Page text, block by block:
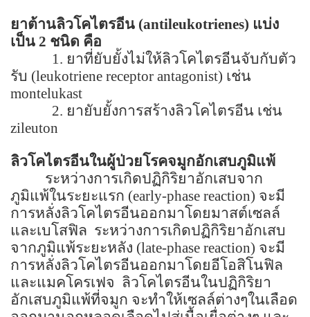
ยาต้านลิวโคไตรอีน (antileukotrienes) แบ่ง
เป็น 2 ชนิด คือ
1. ยาที่ยับยั้งไม่ให้ลิวโคไตรอีนจับกับตัว
รับ (leukotriene receptor antagonist) เช่น
montelukast
2. ยายับยั้งการสร้างลิวโคไตรอีน เช่น
zileuton
ลิวโคไตรอีนในผู้ป่วยโรคจมูกอักเสบภูมิแพ้
ระหว่างการเกิดปฏิกิริยาอักเสบจาก
ภูมิแพ้ในระยะแรก (early-phase reaction) จะมี
การหลั่งลิวโคไตรอีนออกมาโดยมาสต์เซลล์
และเบโสฟิล ระหว่างการเกิดปฏิกิริยาอักเสบ
จากภูมิแพ้ระยะหลัง (late-phase reaction) จะมี
การหลั่งลิวโคไตรอีนออกมาโดยอีโอสิโนฟิล
และแมคโครเฟจ ลิวโคไตรอีนในปฏิกิริยา
อักเสบภูมิแพ้ที่จมูก จะทำให้เซลล์ต่างๆในเลือด